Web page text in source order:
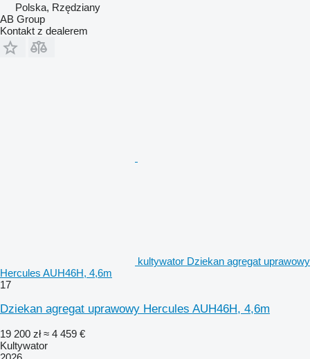
Polska, Rzędziany
AB Group
Kontakt z dealerem
kultywator Dziekan agregat uprawowy
Hercules AUH46H, 4,6m
17
Dziekan agregat uprawowy Hercules AUH46H, 4,6m
19 200 zł ≈ 4 459 €
Kultywator